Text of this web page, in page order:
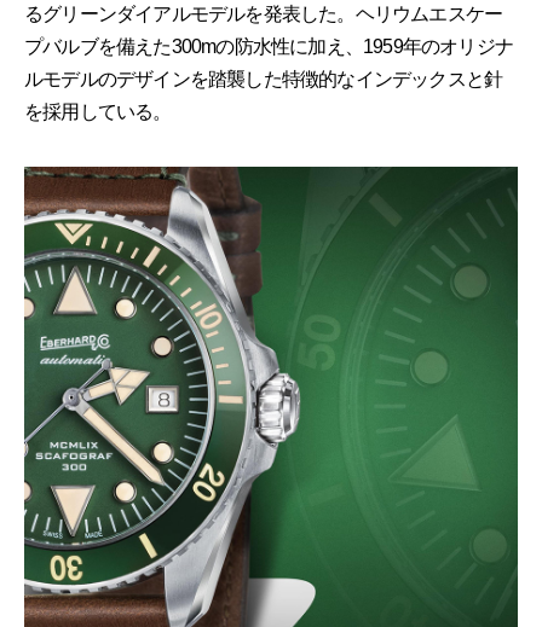
るグリーンダイアルモデルを発表した。ヘリウムエスケー
プバルブを備えた300mの防水性に加え、1959年のオリジナ
ルモデルのデザインを踏襲した特徴的なインデックスと針
を採用している。